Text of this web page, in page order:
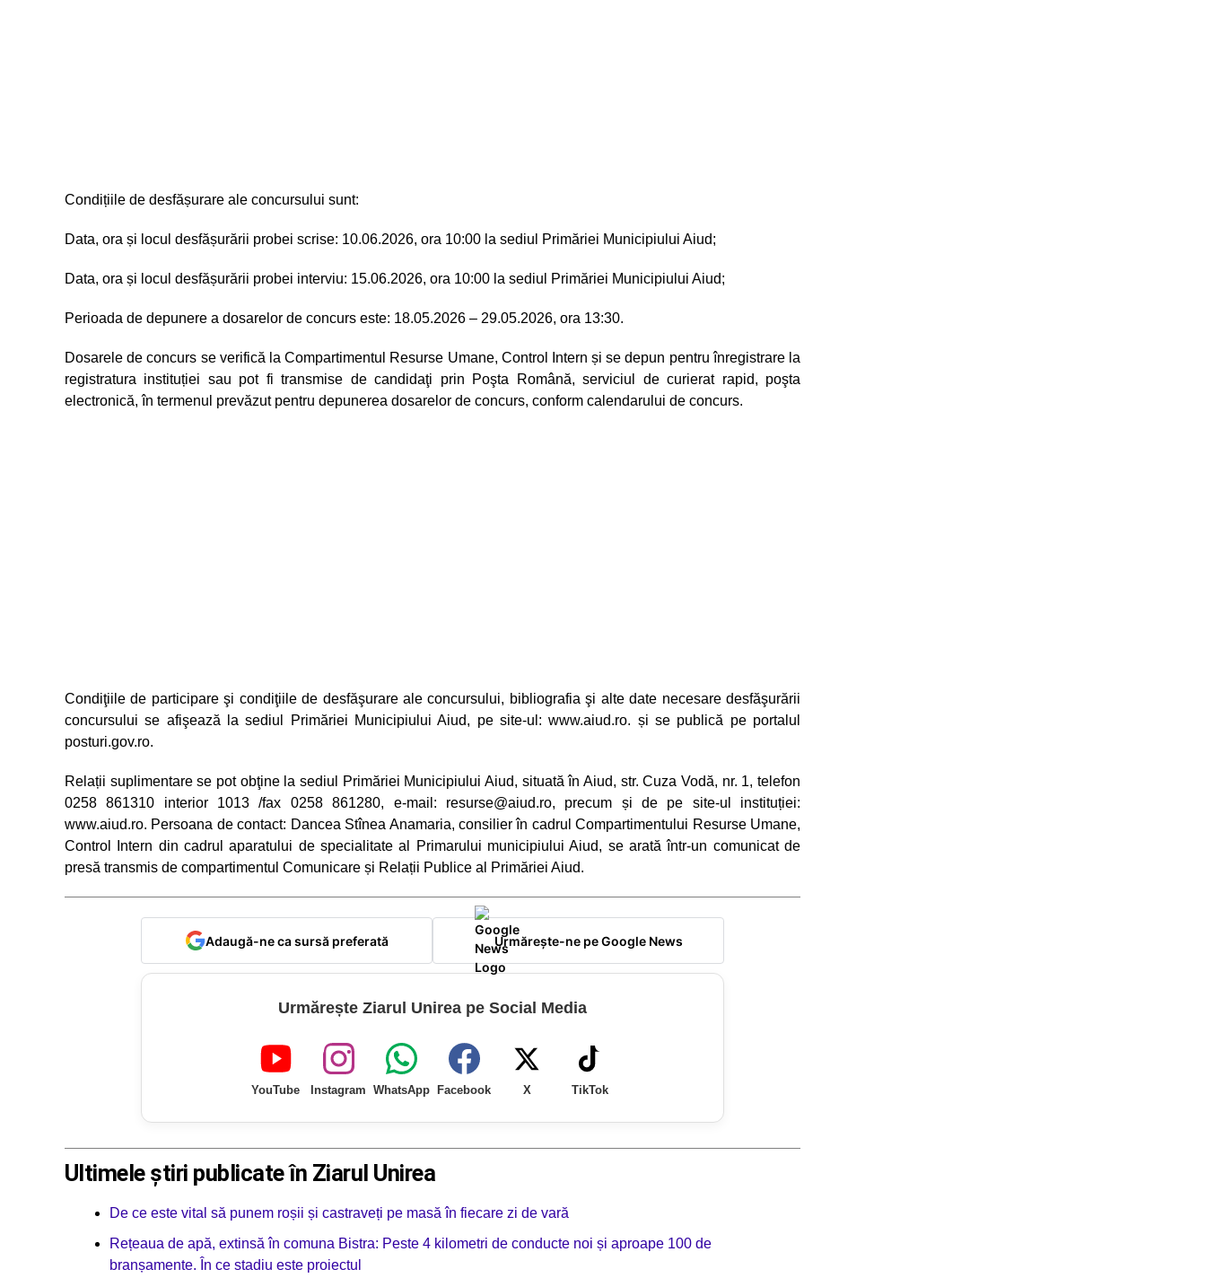
Condițiile de desfășurare ale concursului sunt:
Data, ora și locul desfășurării probei scrise: 10.06.2026, ora 10:00 la sediul Primăriei Municipiului Aiud;
Data, ora și locul desfășurării probei interviu: 15.06.2026, ora 10:00 la sediul Primăriei Municipiului Aiud;
Perioada de depunere a dosarelor de concurs este: 18.05.2026 – 29.05.2026, ora 13:30.
Dosarele de concurs se verifică la Compartimentul Resurse Umane, Control Intern și se depun pentru înregistrare la
registratura instituției sau pot fi transmise de candidaţi prin Poşta Română, serviciul de curierat rapid, poşta
electronică, în termenul prevăzut pentru depunerea dosarelor de concurs, conform calendarului de concurs.
Condiţiile de participare şi condiţiile de desfăşurare ale concursului, bibliografia şi alte date necesare desfăşurării
concursului se afişează la sediul Primăriei Municipiului Aiud, pe site-ul: www.aiud.ro. și se publică pe portalul
posturi.gov.ro.
Relații suplimentare se pot obţine la sediul Primăriei Municipiului Aiud, situată în Aiud, str. Cuza Vodă, nr. 1, telefon
0258 861310 interior 1013 /fax 0258 861280, e-mail: resurse@aiud.ro, precum și de pe site-ul instituției:
www.aiud.ro. Persoana de contact: Dancea Stînea Anamaria, consilier în cadrul Compartimentului Resurse Umane,
Control Intern din cadrul aparatului de specialitate al Primarului municipiului Aiud, se arată într-un comunicat de
presă transmis de compartimentul Comunicare și Relații Publice al Primăriei Aiud.
Adaugă-ne ca sursă preferată Urmărește-ne pe Google News
Urmărește Ziarul Unirea pe Social Media
YouTube Instagram WhatsApp Facebook X TikTok
Ultimele știri publicate în Ziarul Unirea
De ce este vital să punem roșii și castraveți pe masă în fiecare zi de vară
Rețeaua de apă, extinsă în comuna Bistra: Peste 4 kilometri de conducte noi și aproape 100 de
branșamente. În ce stadiu este proiectul